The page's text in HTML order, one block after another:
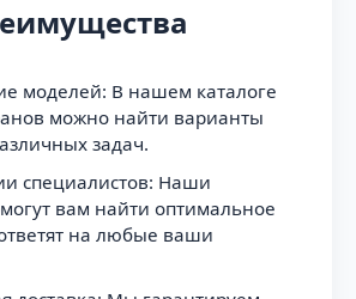
моделей: В нашем каталоге
можно найти варианты
задач.
специалистов: Наши
вам найти оптимальное
на любые ваши